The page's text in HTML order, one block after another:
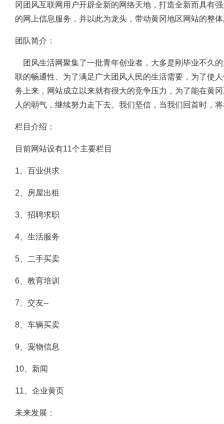
冈团风互联网用户开辟全新的网络天地，打造全新而具有
的网上信息服务，并以此为龙头，带动黄冈地区网站的整
团队简介：
团风生活网聚集了一批青年创业者，大多是刚毕业不久
联的畅通性、为了满足广大团风人民的生活需要，为了使
务上来，网站成立以来就有很大的竞争压力，为了能在黄
人的朝气，继续努力走下去。我们坚信，当我们回首时，
栏目介绍：
目前网站设有11个主要栏目
1、百业供求
2、房屋出租
3、招聘求职
4、生活服务
5、二手买卖
6、教育培训
7、交友--
8、车辆买卖
9、宠物信息
10、新闻
11、企业黄页
未来发展：